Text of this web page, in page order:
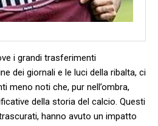
i grandi trasferimenti
dei giornali e le⁤ luci della ribalta, ci
meno noti che, pur nell’ombra,
della storia del calcio. Questi
hanno avuto un impatto